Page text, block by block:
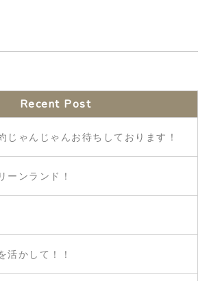
Recent Post
じゃんじゃんお待ちしております！
ーンランド！
活かして！！